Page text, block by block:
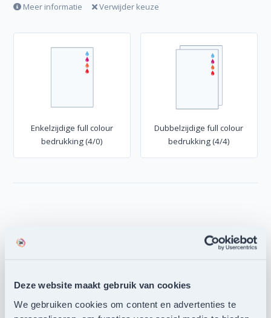
Deze website maakt gebruik van cookies
We gebruiken cookies om content en advertenties te
Meer informatie Verwijder keuze
Enkelzijdige full colour
bedrukking (4/0)
Dubbelzijdige full colour
bedrukking (4/4)
Kies het materiaal
populair